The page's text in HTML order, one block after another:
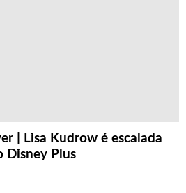
| Lisa Kudrow é escalada
Disney Plus